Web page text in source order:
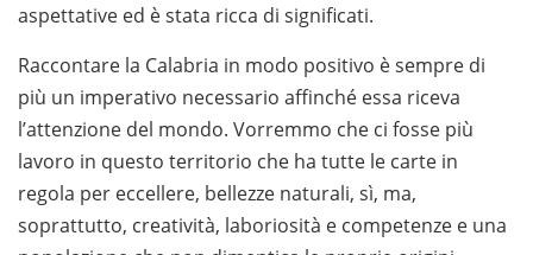
aspettative ed è stata ricca di significati.
Raccontare la Calabria in modo positivo è sempre di
più un imperativo necessario affinché essa riceva
l’attenzione del mondo. Vorremmo che ci fosse più
lavoro in questo territorio che ha tutte le carte in
regola per eccellere, bellezze naturali, sì, ma,
soprattutto, creatività, laboriosità e competenze e una